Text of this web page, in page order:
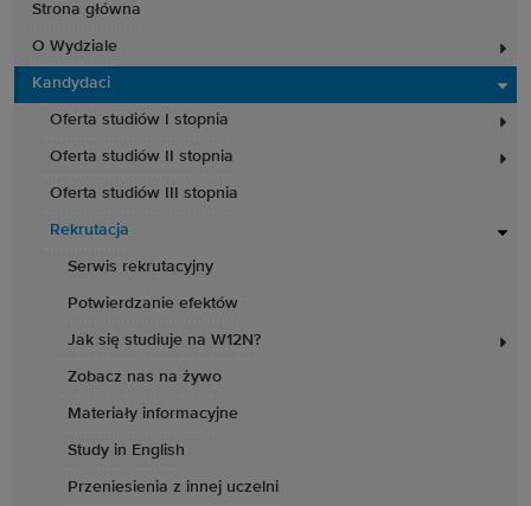
Strona główna
O Wydziale
Kandydaci
Oferta studiów I stopnia
Oferta studiów II stopnia
Oferta studiów III stopnia
Rekrutacja
Serwis rekrutacyjny
Potwierdzanie efektów
Jak się studiuje na W12N?
Zobacz nas na żywo
Materiały informacyjne
Study in English
Przeniesienia z innej uczelni